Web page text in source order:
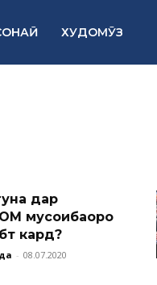
ХУДОМӮЗ
дар
мусоҳибаҳоро
кард?
- 08.07.2020